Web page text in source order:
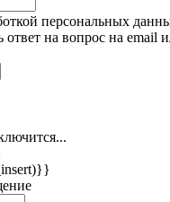
персональных
на вопрос на email